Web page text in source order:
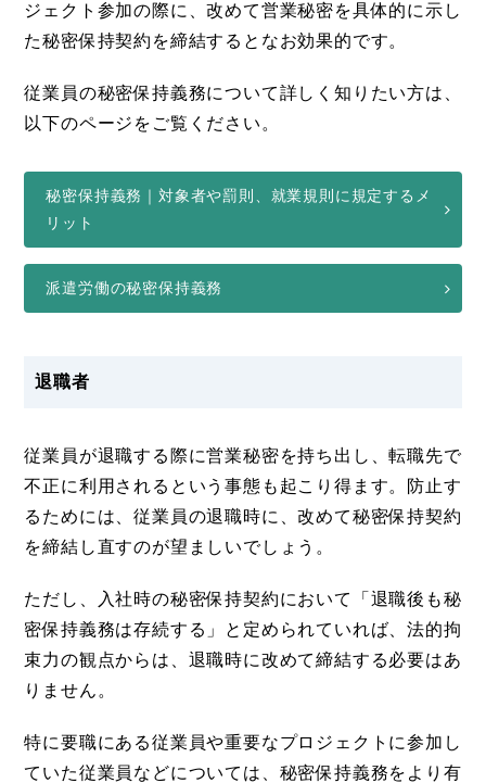
ジェクト参加の際に、改めて営業秘密を具体的に示し
た秘密保持契約を締結するとなお効果的です。
従業員の秘密保持義務について詳しく知りたい方は、
以下のページをご覧ください。
秘密保持義務｜対象者や罰則、就業規則に規定するメ
リット
派遣労働の秘密保持義務
退職者
従業員が退職する際に営業秘密を持ち出し、転職先で
不正に利用されるという事態も起こり得ます。防止す
るためには、従業員の退職時に、改めて秘密保持契約
を締結し直すのが望ましいでしょう。
ただし、入社時の秘密保持契約において「退職後も秘
密保持義務は存続する」と定められていれば、法的拘
束力の観点からは、退職時に改めて締結する必要はあ
りません。
特に要職にある従業員や重要なプロジェクトに参加し
ていた従業員などについては、秘密保持義務をより有